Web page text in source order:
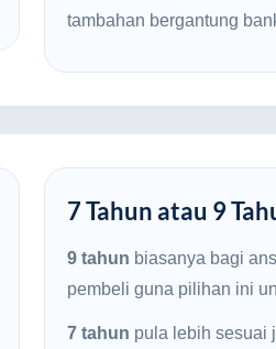
tambahan bergantung
7 Tahun atau 9
9 tahun biasanya bagi
pembeli guna pilihan ini
7 tahun pula lebih sesuai